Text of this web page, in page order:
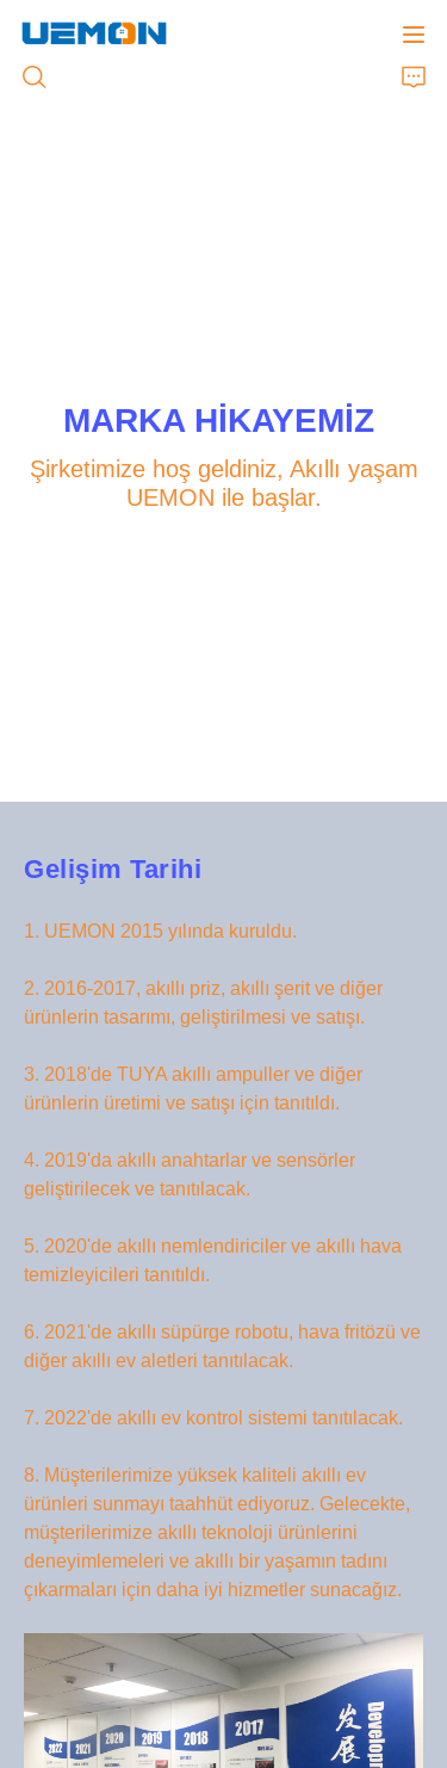
MARKA HİKAYEMİZ
Şirketimize hoş geldiniz, Akıllı yaşam
UEMON ile başlar.
Gelişim Tarihi
1. UEMON 2015 yılında kuruldu.
2. 2016-2017, akıllı priz, akıllı şerit ve diğer
ürünlerin tasarımı, geliştirilmesi ve satışı.
3. 2018'de TUYA akıllı ampuller ve diğer
ürünlerin üretimi ve satışı için tanıtıldı.
4. 2019'da akıllı anahtarlar ve sensörler
geliştirilecek ve tanıtılacak.
5. 2020'de akıllı nemlendiriciler ve akıllı hava
temizleyicileri tanıtıldı.
6. 2021'de akıllı süpürge robotu, hava fritözü ve
diğer akıllı ev aletleri tanıtılacak.
7. 2022'de akıllı ev kontrol sistemi tanıtılacak.
8. Müşterilerimize yüksek kaliteli akıllı ev
ürünleri sunmayı taahhüt ediyoruz. Gelecekte,
müşterilerimize akıllı teknoloji ürünlerini
deneyimlemeleri ve akıllı bir yaşamın tadını
çıkarmaları için daha iyi hizmetler sunacağız.
Dəstək